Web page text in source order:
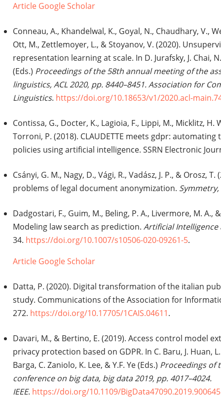
Article Google Scholar
Conneau, A., Khandelwal, K., Goyal, N., Chaudhary, V.,
Ott, M., Zettlemoyer, L., & Stoyanov, V. (2020).
representation learning at scale. In D. Jurafsky, J. Chai,
(Eds.) Proceedings of the 58th annual meeting of the
linguistics, ACL 2020, pp. 8440–8451. Association for
Linguistics. https://doi.org/10.18653/v1/2020.acl-
Contissa, G., Docter, K., Lagioia, F., Lippi, M., Micklitz, H.
Torroni, P. (2018). CLAUDETTE meets gdpr:
policies using artificial intelligence. SSRN Electronic
Csányi, G. M., Nagy, D., Vági, R., Vadász, J. P., & Orosz,
problems of legal document anonymization. Symmetry,
Dadgostari, F., Guim, M., Beling, P. A., Livermore, M. A.,
Modeling law search as prediction. Artificial Intelligence
34. https://doi.org/10.1007/s10506-020-09261-5.
Article Google Scholar
Datta, P. (2020). Digital transformation of the italian
study. Communications of the Association for
272. https://doi.org/10.17705/1CAIS.04611.
Davari, M., & Bertino, E. (2019). Access control model
privacy protection based on GDPR. In C. Baru, J. Huan, L.
Barga, C. Zaniolo, K. Lee, & Y.F. Ye (Eds.) Proceedings of
conference on big data, big data 2019, pp. 4017–4024.
IEEE. https://doi.org/10.1109/